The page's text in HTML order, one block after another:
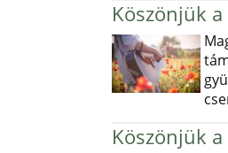
Köszönjük
Köszönjük